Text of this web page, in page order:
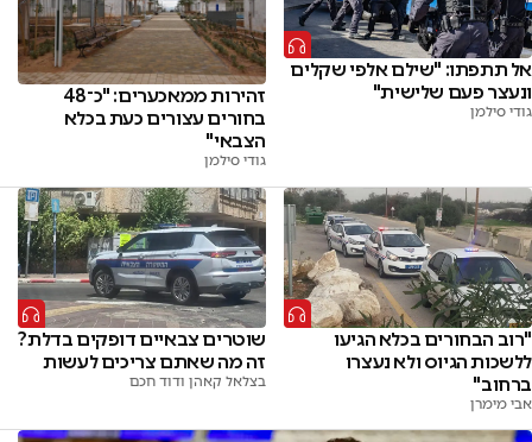
אל תתפתו: "שילם אלפי שקלים
ונעצר פעם שלישית"
גודי סילמן
זהירות ממאכערים: "כ־48
בחורים עצורים כעת בכלא
הצבאי"
גודי סילמן
"רוב הבחורים בכלא הגיעו
ללשכות הגיוס ולא נעצרו
ברחוב"
אבי מימרן
שוטרים צבאיים דופקים בדלת?
זה מה שאתם צריכים לעשות
בצלאל קאהן ודוד חכם